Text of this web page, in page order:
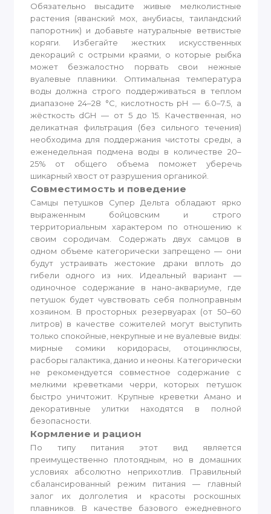
Обязательно высадите живые мелколистные
растения (яванский мох, анубиасы, таиландский
папоротник) и добавьте натуральные ветвистые
коряги. Избегайте жестких искусственных
декораций с острыми краями, о которые рыбка
может безжалостно порвать свои нежные
вуалевые плавники. Оптимальная температура
воды должна строго поддерживаться в теплом
диапазоне 24–28 °C, кислотность pH — 6.0–7.5, а
жёсткость dGH — от 5 до 15. Качественная, но
деликатная фильтрация (без сильного течения)
необходима для поддержания чистоты среды, а
еженедельная подмена воды в количестве 20–
25% от общего объема поможет уберечь
шикарный хвост от разрушения органикой.
Совместимость и поведение
Самцы петушков Супер Дельта обладают ярко
выраженным бойцовским и строго
территориальным характером по отношению к
своим сородичам. Содержать двух самцов в
одном объеме категорически запрещено — они
будут устраивать жестокие драки вплоть до
гибели одного из них. Идеальный вариант —
одиночное содержание в нано-аквариуме, где
петушок будет чувствовать себя полноправным
хозяином. В просторных резервуарах (от 50–60
литров) в качестве сожителей могут выступить
только спокойные, некрупные и не вуалевые виды:
мирные сомики коридорасы, отоцинклюсы,
расборы галактика, данио и неоны. Категорически
не рекомендуется совместное содержание с
мелкими креветками черри, которых петушок
быстро уничтожит. Крупные креветки Амано и
декоративные улитки находятся в полной
безопасности.
Кормление и рацион
По типу питания этот вид является
преимущественно плотоядным, но в домашних
условиях абсолютно неприхотлив. Правильный
сбалансированный режим питания — главный
залог их долголетия и красоты роскошных
плавников. В качестве базового ежедневного